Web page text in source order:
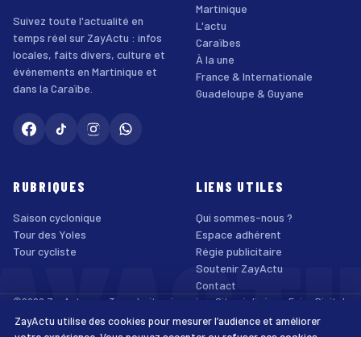
Suivez toute l'actualité en
temps réel sur ZayActu : infos
locales, faits divers, culture et
événements en Martinique et
dans la Caraïbe.
Martinique
L'actu
Caraïbes
À la une
France & Internationale
Guadeloupe & Guyane
RUBRIQUES
Saison cyclonique
Tour des Yoles
Tour cycliste
LIENS UTILES
Qui sommes-nous ?
Espace adhérent
Régie publicitaire
Soutenir ZayActu
Contact
©2026 ZayActu.org. Tous droits réservés. · Site réalisé par Enjoy Digital
Agency
Mentions légales
Confidentialité Cookies Accessibilité
ZayActu utilise des cookies pour mesurer l’audience et améliorer